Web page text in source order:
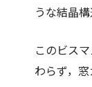
うな結晶
このビス
わらず，